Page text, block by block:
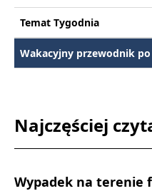
Temat Tygodnia
Wakacyjny przewodnik
Najczęściej
Wypadek na terenie